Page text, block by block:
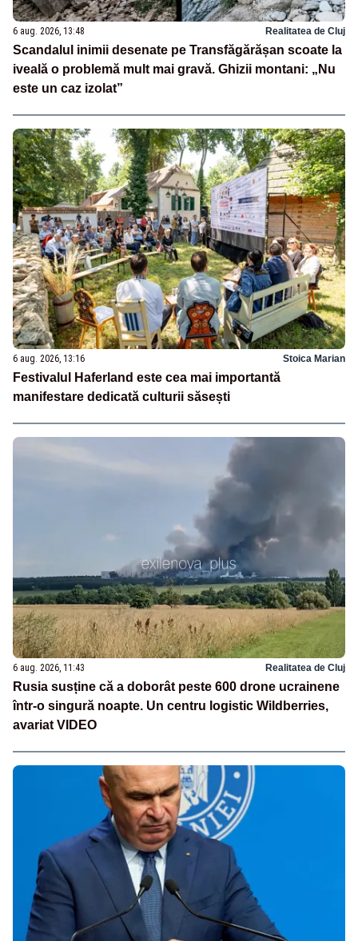
6 aug. 2026, 13:48 Realitatea de Cluj
Scandalul inimii desenate pe Transfăgărășan scoate la
iveală o problemă mult mai gravă. Ghizii montani: „Nu
este un caz izolat”
6 aug. 2026, 13:16 Stoica Marian
Festivalul Haferland este cea mai importantă
manifestare dedicată culturii săsești
6 aug. 2026, 11:43 Realitatea de Cluj
Rusia susține că a doborât peste 600 drone ucrainene
într-o singură noapte. Un centru logistic Wildberries,
avariat VIDEO